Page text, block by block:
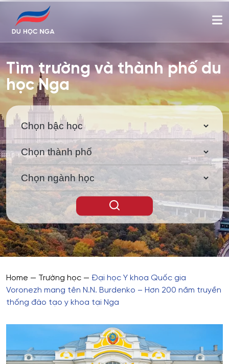
Tìm trường và thành phố du
học Nga
Home — Trường học — Đại học Y khoa Quốc gia
Voronezh mang tên N.N. Burdenko – Hơn 200 năm truyền
thống đào tạo y khoa tại Nga